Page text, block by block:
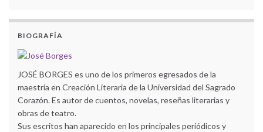
BIOGRAFÍA
JOSÉ BORGES es uno de los primeros egresados de la
maestría en Creación Literaria de la Universidad del Sagrado
Corazón. Es autor de cuentos, novelas, reseñas literarias y
obras de teatro.
Sus escritos han aparecido en los principales periódicos y